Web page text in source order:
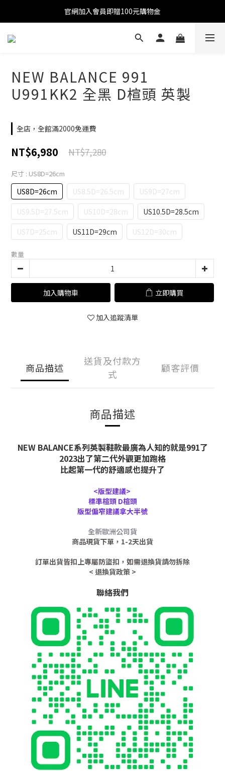
官網加入會員即贈100元購物金
官網加入會員即贈100元購物金
註冊會員全館滿2000超商免運!!!
NEW BALANCE 991
U991KK2 全黑 D楦頭 英製
全店，全館滿2000免運費
NT$6,980 NT$7,280
尺寸 : US8D=26cm
US8D=26cm US8.5D=26.5cm
US9D=27cm
US9.5D=27.5cm
US10D=28cm
US10.5D=28.5cm
US7D=25cm
US11D=29cm US12D=30cm
數量
加入購物車 立即購買
加入追蹤清單
商品描述
送貨及付款方
式
顧客評價
商品描述
NEW BALANCE系列英製鞋款最廣為人知的就是991了
2023出了第二代外觀更加跑格
比起第一代的舒適感也提升了
<版型建議>
標準楦頭 D楦頭
版型偏窄建議拿大半號
全新歐洲公司貨
商品現貨下單，1-2天出貨
訂單出貨皆扣上專屬防盜扣，如需退換貨請勿拆除
< 退換貨政策 >
聯絡我們